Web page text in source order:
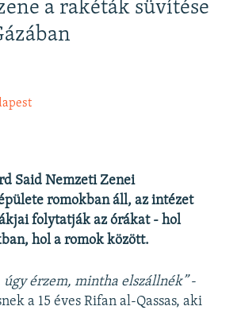
RL weboldal
a rakéták süvítése
Said Nemzeti Zenei
romokban áll, az intézet
folytatják az órákat - hol
hol a romok között.
érzem, mintha elszállnék”-
a 15 éves Rifan al-Qassas, aki